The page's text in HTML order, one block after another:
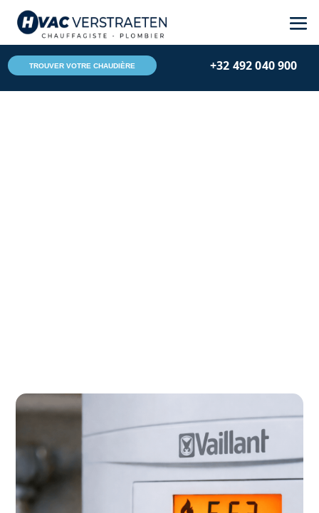
TROUVER VOTRE CHAUDIÈRE +32 492 040 900